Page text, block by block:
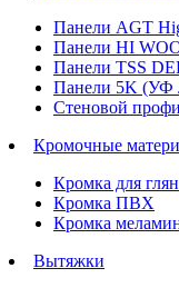
Панели AGT
Панели HI
Панели TSS
Панели 5K (УФ
Стеновой
Кромочные
Кромка для
Кромка ПВХ
Кромка
Вытяжки